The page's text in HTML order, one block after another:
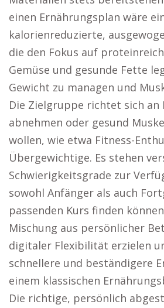
einen Ernährungsplan wäre
kalorienreduzierte,
die den Fokus auf
Gemüse und gesunde Fette
Gewicht zu managen und
Die Zielgruppe richtet sich an
abnehmen oder gesund
wollen, wie etwa Fitness-
Übergewichtige. Es stehen
Schwierigkeitsgrade zur
sowohl Anfänger als auch
passenden Kurs finden
Mischung aus persönlicher
digitaler Flexibilität erzielen
schnellere und beständigere
einem klassischen
Die richtige, persönlich